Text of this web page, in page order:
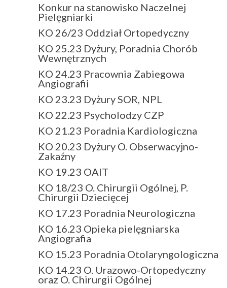
Konkur na stanowisko Naczelnej
Pielęgniarki
KO 26/23 Oddział Ortopedyczny
KO 25.23 Dyżury, Poradnia Chorób
Wewnętrznych
KO 24.23 Pracownia Zabiegowa
Angiografii
KO 23.23 Dyżury SOR, NPL
KO 22.23 Psycholodzy CZP
KO 21.23 Poradnia Kardiologiczna
KO 20.23 Dyżury O. Obserwacyjno-
Zakaźny
KO 19.23 OAIT
KO 18/23 O. Chirurgii Ogólnej, P.
Chirurgii Dziecięcej
KO 17.23 Poradnia Neurologiczna
KO 16.23 Opieka pielęgniarska
Angiografia
KO 15.23 Poradnia Otolaryngologiczna
KO 14.23 O. Urazowo-Ortopedyczny
oraz O. Chirurgii Ogólnej